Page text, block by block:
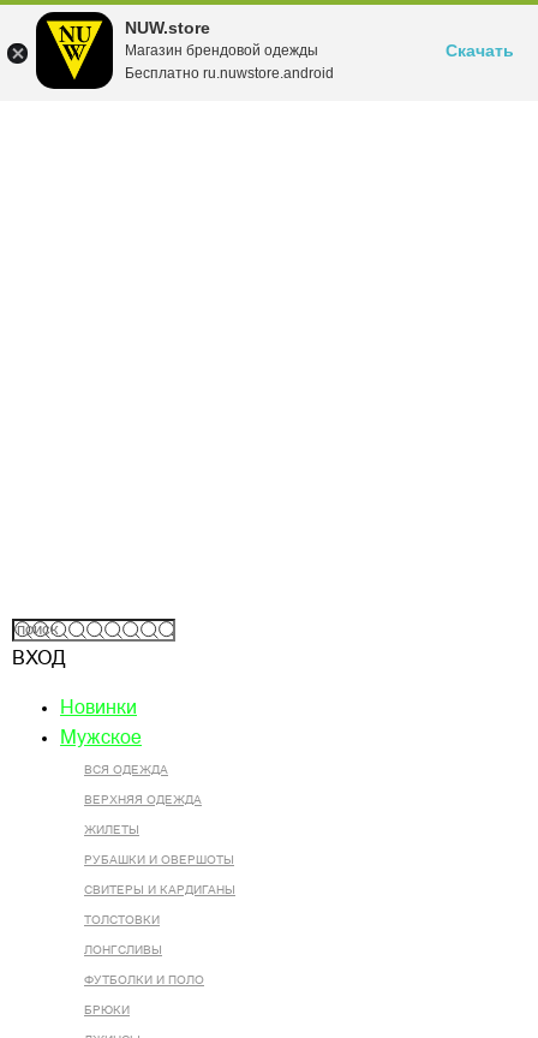
NUW.store
Магазин брендовой одежды
Бесплатно ru.nuwstore.android
Скачать
ВХОД
Новинки
Мужское
ВСЯ ОДЕЖДА
ВЕРХНЯЯ ОДЕЖДА
ЖИЛЕТЫ
РУБАШКИ И ОВЕРШОТЫ
СВИТЕРЫ И КАРДИГАНЫ
ТОЛСТОВКИ
ЛОНГСЛИВЫ
ФУТБОЛКИ И ПОЛО
БРЮКИ